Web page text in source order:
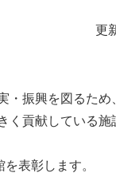
更
振興を図るため
く貢献している施
表彰します。